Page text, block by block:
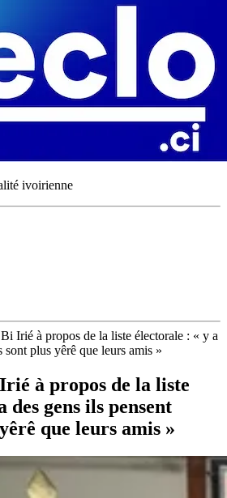
ivoirienne
Irié à propos de la liste électorale : « y a
sont plus yêrê que leurs amis »
à propos de la liste
des gens ils pensent
que leurs amis »